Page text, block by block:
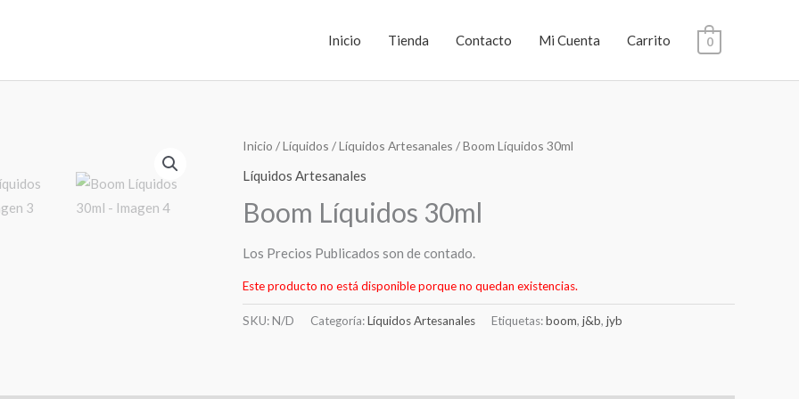
Inicio Tienda Contacto Mi Cuenta Carrito 0
Inicio /Líquidos /Líquidos Artesanales / Boom Líquidos 30ml
Líquidos Artesanales
Boom Líquidos 30ml
Los Precios Publicados son de contado.
Este producto no está disponible porque no quedan existencias.
SKU:N/D Categoría:Líquidos Artesanales Etiquetas:boom, j&b, jyb